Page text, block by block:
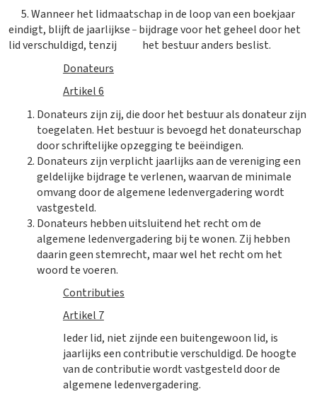
​ 5. Wanneer het lidmaatschap in de loop van een boekjaar
eindigt, blijft de jaarlijkse
bijdrage voor het geheel door het
lid verschuldigd, tenzij het bestuur anders beslist.
Donateurs
Artikel 6
Donateurs zijn zij, die door het bestuur als donateur zijn
toegelaten. Het bestuur is bevoegd het donateurschap
door schriftelijke opzegging te beëindigen.
Donateurs zijn verplicht jaarlijks aan de vereniging een
geldelijke bijdrage te verlenen, waarvan de minimale
omvang door de algemene ledenvergadering wordt
vastgesteld.
Donateurs hebben uitsluitend het recht om de
algemene ledenvergadering bij te wonen. Zij hebben
daarin geen stemrecht, maar wel het recht om het
woord te voeren.
Contributies
Artikel 7
Ieder lid, niet zijnde een buitengewoon lid, is
jaarlijks een contributie verschuldigd. De hoogte
van de contributie wordt vastgesteld door de
algemene ledenvergadering.